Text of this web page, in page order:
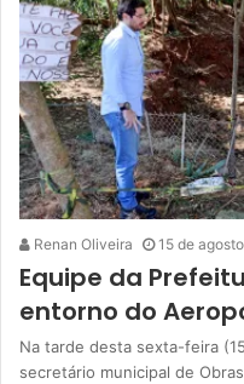
Renan Oliveira 15 de
Equipe da
entorno do
Na tarde desta sexta-feira
secretário municipal de